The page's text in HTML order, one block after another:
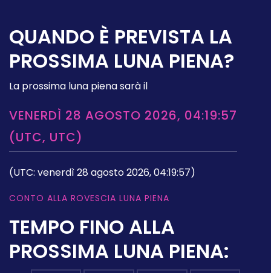
QUANDO È PREVISTA LA
PROSSIMA LUNA PIENA?
La prossima luna piena sarà il
VENERDÌ 28 AGOSTO 2026, 04:19:57
(UTC, UTC)
(UTC: venerdì 28 agosto 2026, 04:19:57)
CONTO ALLA ROVESCIA LUNA PIENA
TEMPO FINO ALLA
PROSSIMA LUNA PIENA: